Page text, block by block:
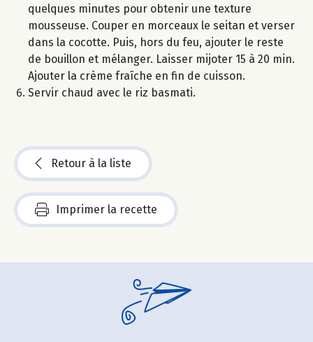
quelques minutes pour obtenir une texture
mousseuse. Couper en morceaux le seitan et verser
dans la cocotte. Puis, hors du feu, ajouter le reste
de bouillon et mélanger. Laisser mijoter 15 à 20 min.
Ajouter la crème fraîche en fin de cuisson.
Servir chaud avec le riz basmati.
Retour à la liste
Imprimer la recette